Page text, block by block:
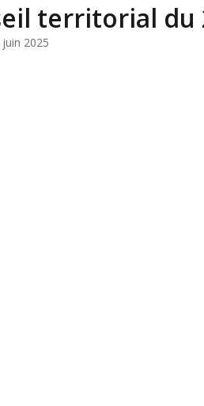
territorial du
2025